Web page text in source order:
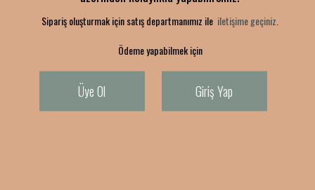
Sipariş oluşturmak için satış departmanımız ile iletişime geçiniz.
Ödeme yapabilmek için
Üye Ol Giriş Yap